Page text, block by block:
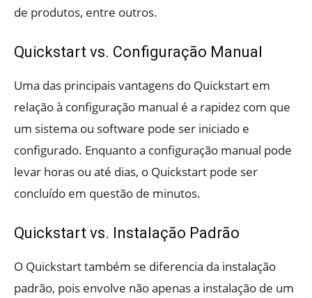
de produtos, entre outros.
Quickstart vs. Configuração Manual
Uma das principais vantagens do Quickstart em
relação à configuração manual é a rapidez com que
um sistema ou software pode ser iniciado e
configurado. Enquanto a configuração manual pode
levar horas ou até dias, o Quickstart pode ser
concluído em questão de minutos.
Quickstart vs. Instalação Padrão
O Quickstart também se diferencia da instalação
padrão, pois envolve não apenas a instalação de um